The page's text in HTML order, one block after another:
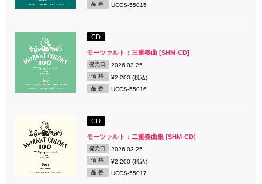
品 番 UCCS-55015
CD
モーツァルト：三重奏曲 [SHM-CD]
発売日 2026.03.25
価 格 ¥2,200 (税込)
品 番 UCCS-55016
CD
モーツァルト：二重奏曲集 [SHM-CD]
発売日 2026.03.25
価 格 ¥2,200 (税込)
品 番 UCCS-55017